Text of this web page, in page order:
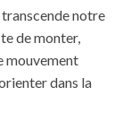
notre
de monter,
mouvement
dans la